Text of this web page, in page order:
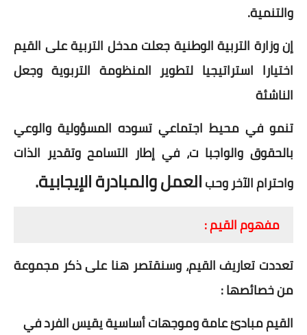
والتنمية.
إن وزارة التربية الوطنية جعلت مدخل التربية على القيم
اختيارا استراتيجيا لتطوير المنظومة التربوية وجعل
الناشئة
تنمو في محيط اجتماعي تسوده المسؤولية والوعي
بالحقوق والواجبا ت، في إطار التسامح وتقدير الذات
واحترام الآخر وحبالعمل والمبادرة الإيجابية.
مفهوم القيم :
تعددت تعاريف القيم، وسنقتصر هنا على ذكر مجموعة
من خصائصها :
القيم مبادئ عامة وموجهات أساسية يقيس الفرد في